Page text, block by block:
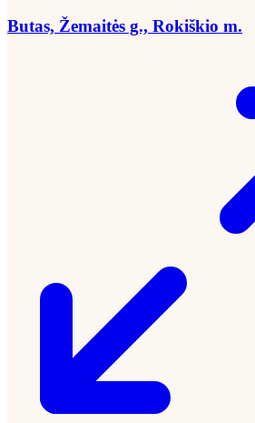
Butas, Žemaitės g., Rokiškio m.